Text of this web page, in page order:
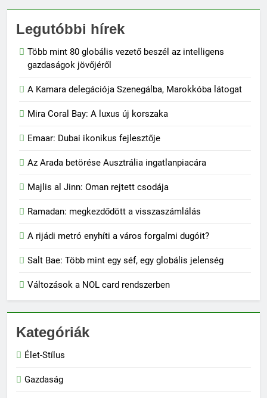
Legutóbbi hírek
Több mint 80 globális vezető beszél az intelligens
gazdaságok jövőjéről
A Kamara delegációja Szenegálba, Marokkóba látogat
Mira Coral Bay: A luxus új korszaka
Emaar: Dubai ikonikus fejlesztője
Az Arada betörése Ausztrália ingatlanpiacára
Majlis al Jinn: Oman rejtett csodája
Ramadan: megkezdődött a visszaszámlálás
A rijádi metró enyhíti a város forgalmi dugóit?
Salt Bae: Több mint egy séf, egy globális jelenség
Változások a NOL card rendszerben
Kategóriák
Élet-Stílus
Gazdaság